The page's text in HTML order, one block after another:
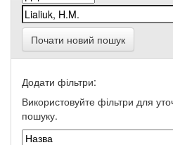
Почати новий пошук
Додати фільтри:
Використовуйте фільтри для
пошуку.